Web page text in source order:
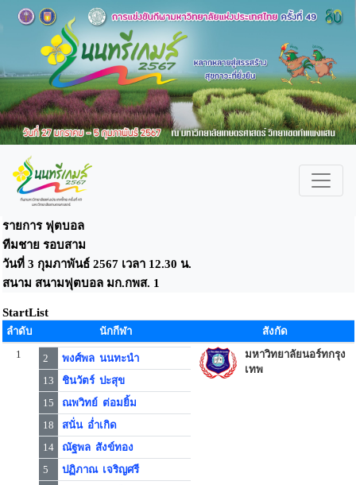
รายการ ฟุตบอล
ทีมชาย รอบสาม
วันที่ 3 กุมภาพันธ์ 2567 เวลา 12.30 น.
สนาม สนามฟุตบอล มก.กพส. 1
StartList
ลำดับ นักกีฬา
สังกัด
1
2
พงศ์พล นนทะนำ
13
ชินวัตร์ ปะสุข
15
ณพวิทย์ ต่อมยิ้ม
18
สนั่น อ่ำเกิด
14
ณัฐพล สังข์ทอง
5
ปฏิภาณ เจริญศรี
มหาวิทยาลัยนอร์ทกรุง
เทพ